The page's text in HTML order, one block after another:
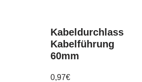
Kabeldurchlass
Kabelführung
60mm
0,97€